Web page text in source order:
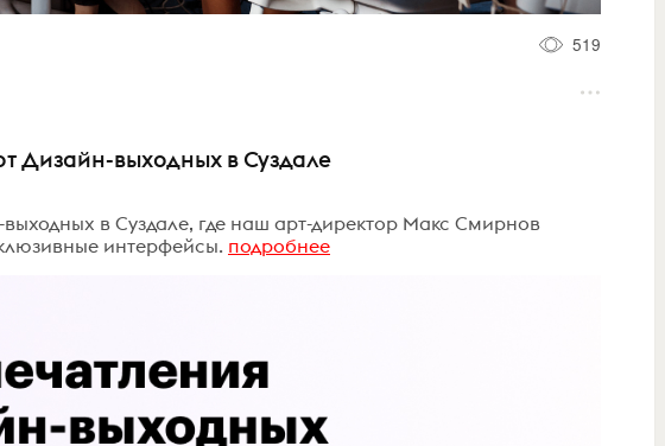
519
Дизайн-выходных в Суздале
в Суздале, где наш арт-директор Макс Смирнов
интерфейсы. подробнее